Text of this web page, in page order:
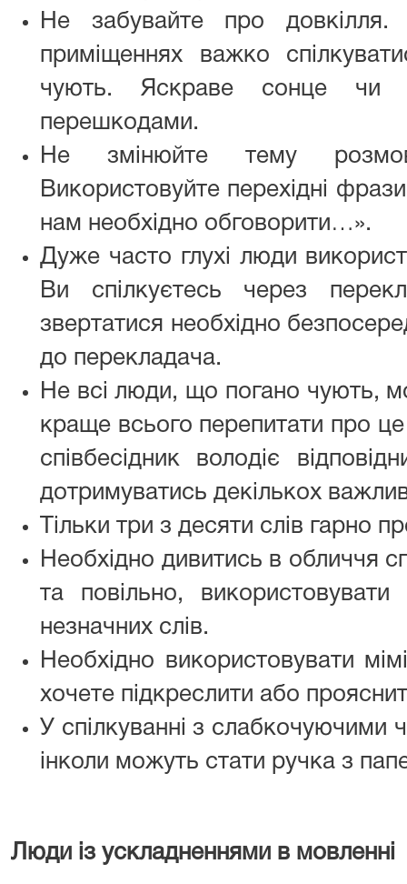
Не забувайте про довкілля.
приміщеннях важко
чують. Яскраве сонце чи
перешкодами.
Не змінюйте тему
Використовуйте перехідні
нам необхідно обговорити…».
Дуже часто глухі люди
Ви спілкуєтесь через
звертатися необхідно
до перекладача.
Не всі люди, що погано чують,
краще всього перепитати про
співбесідник володіє
дотримуватись декількох
Тільки три з десяти слів гарно
Необхідно дивитись в обличчя
та повільно,
незначних слів.
Необхідно використовувати
хочете підкреслити або
У спілкуванні з слабкочуючими
інколи можуть стати ручка з
Люди із ускладненнями в мовленні